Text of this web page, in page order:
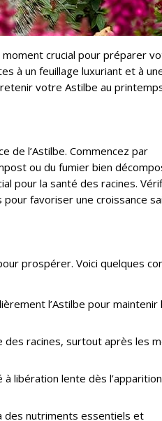
moment crucial pour préparer
à un feuillage luxuriant et à
votre Astilbe au
de l’Astilbe. Commencez par
ou du fumier bien
pour la santé des racines.
favoriser une croissance
prospérer. Voici quelques
l’Astilbe pour maintenir
des racines, surtout après les
libération lente dès
des nutriments essentiels et